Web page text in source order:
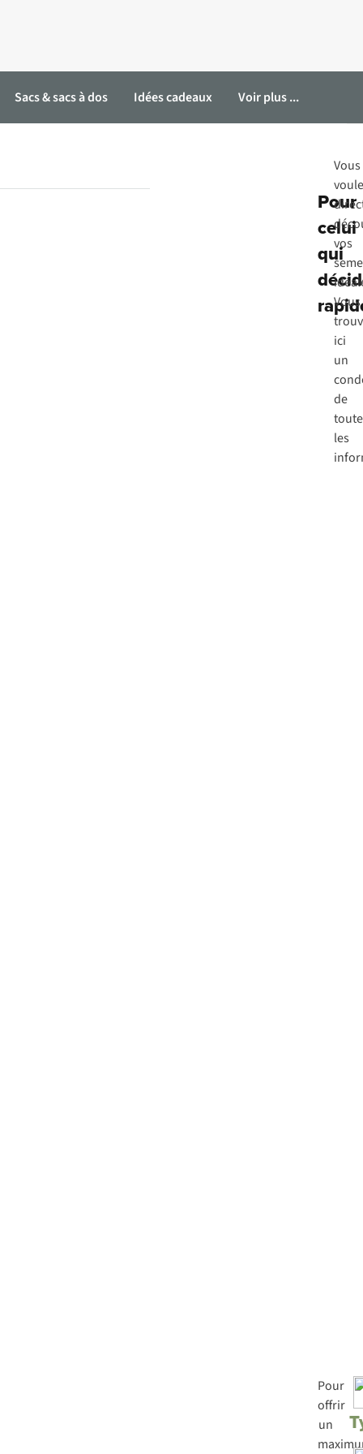
Sacs & sacs à dos Idées cadeaux Voir plus ...
Pour
celui
qui
Vous
vos
Vous
ici
un
de
les
Pour
offrir
un